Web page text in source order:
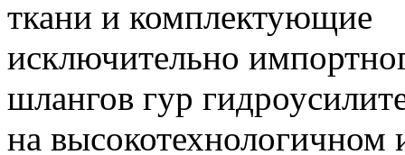
ткани и комплектующие
исключительно
шлангов гур
на